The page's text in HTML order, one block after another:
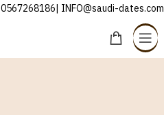
0567268186| INFO@saudi-dates.com